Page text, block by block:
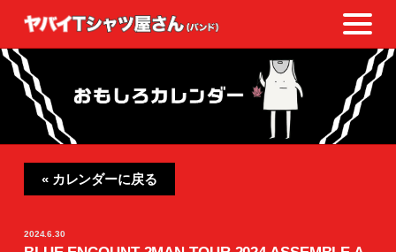
« カレンダーに戻る
2024.6.30